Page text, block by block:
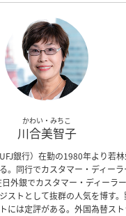
かわい・みちこ
川合美智子
銀行）在勤の1980年より若
。同行でカスタマー・ディー
外銀でカスタマー・ディーラ
ストとして抜群の人気を博す
には定評がある。外国為替スト